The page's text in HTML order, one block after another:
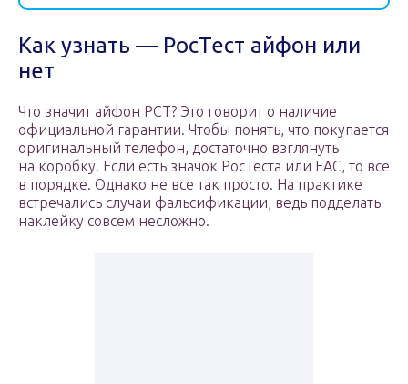
Как узнать — РосТест айфон или
нет
Что значит айфон РСТ? Это говорит о наличие
официальной гарантии. Чтобы понять, что покупается
оригинальный телефон, достаточно взглянуть
на коробку. Если есть значок РосТеста или ЕАС, то все
в порядке. Однако не все так просто. На практике
встречались случаи фальсификации, ведь подделать
наклейку совсем несложно.